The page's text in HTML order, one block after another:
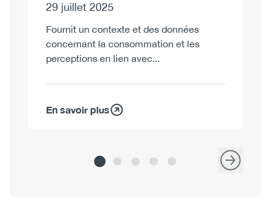
29 juillet 2025
Fournit un contexte et des données
concernant la consommation et les
perceptions en lien avec...
En savoir plus